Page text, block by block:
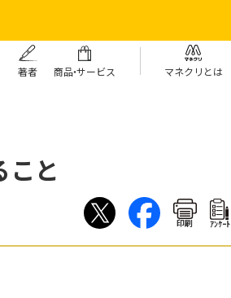
著者 商品・サービス マネクリとは
こと
印刷 ｱﾝｹｰﾄ